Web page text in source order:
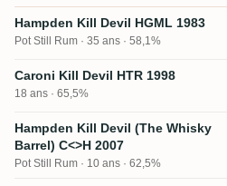
Hampden Kill Devil HGML 1983
Pot Still Rum 35 ans · 58,1%
Caroni Kill Devil HTR 1998
18 ans · 65,5%
Hampden Kill Devil (The Whisky
Barrel) C<>H 2007
Pot Still Rum 10 ans · 62,5%